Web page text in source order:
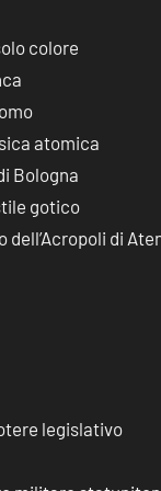
colore
atomica
Bologna
gotico
di
legislativo